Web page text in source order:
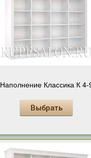
Наполнение Классика К 4-
Выбрать